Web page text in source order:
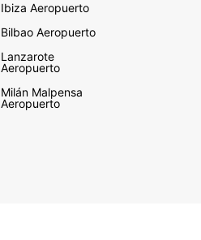
Ibiza Aeropuerto
Bilbao Aeropuerto
Lanzarote
Aeropuerto
Milán Malpensa
Aeropuerto